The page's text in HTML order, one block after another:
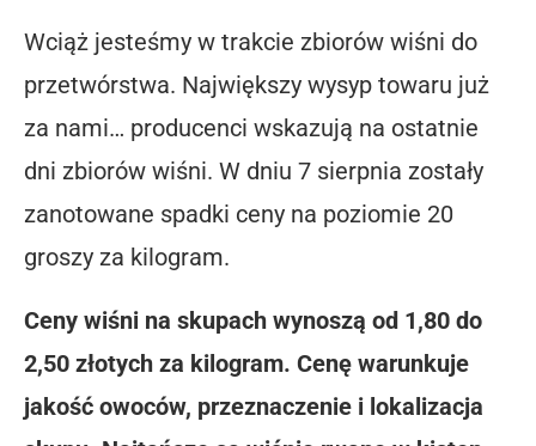
Wciąż jesteśmy w trakcie zbiorów wiśni do
przetwórstwa. Największy wysyp towaru już
za nami… producenci wskazują na ostatnie
dni zbiorów wiśni. W dniu 7 sierpnia zostały
zanotowane spadki ceny na poziomie 20
groszy za kilogram.
Ceny wiśni na skupach wynoszą od 1,80 do
2,50 złotych za kilogram. Cenę warunkuje
jakość owoców, przeznaczenie i lokalizacja